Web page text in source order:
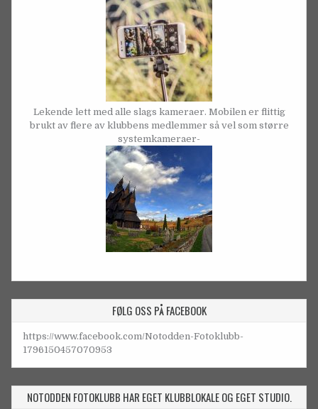
Lekende lett med alle slags kameraer. Mobilen er flittig
brukt av flere av klubbens medlemmer så vel som større
systemkameraer-
FØLG OSS PÅ FACEBOOK
https://www.facebook.com/Notodden-Fotoklubb-
1796150457070953
NOTODDEN FOTOKLUBB HAR EGET KLUBBLOKALE OG EGET STUDIO.